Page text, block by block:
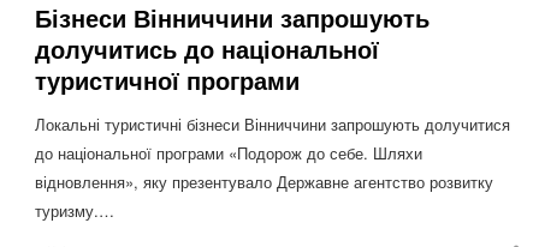
Бізнеси Вінниччини запрошують
долучитись до національної
туристичної програми
Локальні туристичні бізнеси Вінниччини запрошують долучитися
до національної програми «Подорож до себе. Шляхи
відновлення», яку презентувало Державне агентство розвитку
туризму.…